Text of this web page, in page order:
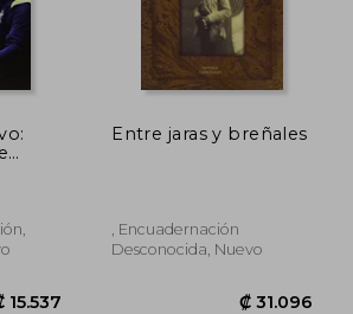
Entre jaras y breñales
, Encuadernación
Desconocida, Nuevo